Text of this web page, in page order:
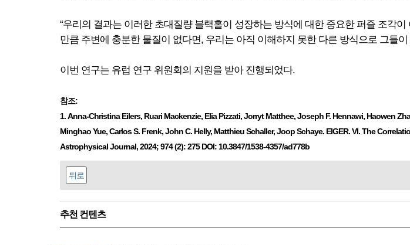
“우리의 결과는 이러한 초대질량 블랙홀이 성장하는 방식에 대한 중요한 퍼즐 조각
만큼 주변에 충분한 물질이 없다면, 우리는 아직 이해하지 못한 다른 방식으로 그들
이번 연구는 유럽 연구 위원회의 지원을 받아 진행되었다.
참조:
1. Anna-Christina Eilers, Ruari Mackenzie, Elia Pizzati, Jorryt Matthee, Joseph F. Hennawi, Haowen
Minghao Yue, Carlos S. Frenk, John C. Helly, Matthieu Schaller, Joop Schaye. EIGER. VI. The
Astrophysical Journal, 2024; 974 (2): 275 DOI: 10.3847/1538-4357/ad778b
뒤로
추천 컨텐츠